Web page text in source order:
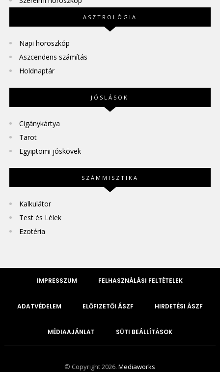
ASZTROLÓGIA
Napi horoszkóp
Aszcendens számítás
Holdnaptár
JÓSLÁSOK
Cigánykártya
Tarot
Egyiptomi jóskövek
SZÁMMISZTIKA
Kalkulátor
Test és Lélek
Ezotéria
IMPRESSZUM FELHASZNÁLÁSI FELTÉTELEK
ADATVÉDELEM ELŐFIZETŐI ÁSZF HIRDETÉSI ÁSZF
MÉDIAAJÁNLAT SÜTI BEÁLLÍTÁSOK
© Copyright 2026.Mediaworks